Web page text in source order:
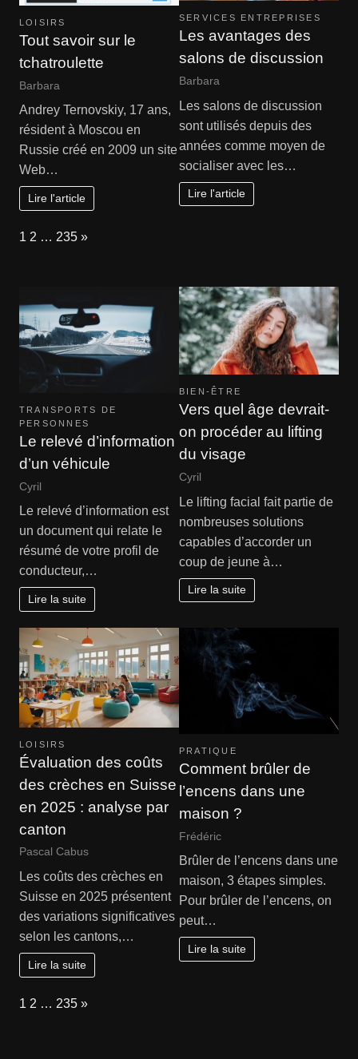
LOISIRS
Tout savoir sur le
tchatroulette
Barbara
Andrey Ternovskiy, 17 ans,
résident à Moscou en
Russie créé en 2009 un site
Web…
Lire l'article
SERVICES ENTREPRISES
Les avantages des
salons de discussion
Barbara
Les salons de discussion
sont utilisés depuis des
années comme moyen de
socialiser avec les…
Lire l'article
Page:
1 2 … 235 Next
»
TRANSPORTS DE
PERSONNES
Le relevé d’information
d’un véhicule
Cyril
Le relevé d’information est
un document qui relate le
résumé de votre profil de
conducteur,…
Lire la suite
BIEN-ÊTRE
Vers quel âge devrait-
on procéder au lifting
du visage
Cyril
Le lifting facial fait partie de
nombreuses solutions
capables d’accorder un
coup de jeune à…
Lire la suite
LOISIRS
Évaluation des coûts
des crèches en Suisse
en 2025 : analyse par
canton
Pascal Cabus
Les coûts des crèches en
Suisse en 2025 présentent
des variations significatives
selon les cantons,…
Lire la suite
PRATIQUE
Comment brûler de
l’encens dans une
maison ?
Frédéric
Brûler de l’encens dans une
maison, 3 étapes simples.
Pour brûler de l’encens, on
peut…
Lire la suite
Page:
1 2 … 235 Next
»